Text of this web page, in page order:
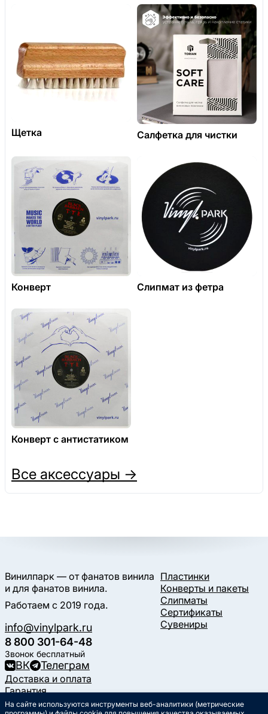
Щетка Салфетка для чистки
Конверт Слипмат из фетра
Конверт с антистатиком
Все аксессуары →
Винилпарк — от фанатов винила
и для фанатов винила.
Работаем с 2019 года.
info@vinylpark.ru
8 800 301-64-48
Звонок бесплатный
ВК Телеграм
Пластинки
Конверты и пакеты
Слипматы
Сертификаты
Сувениры
Доставка и оплата
Гарантия
Контакты
На сайте используются инструменты веб-аналитики (метрические